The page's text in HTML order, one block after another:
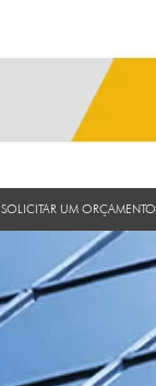
SOLICITAR UM ORÇAMENTO